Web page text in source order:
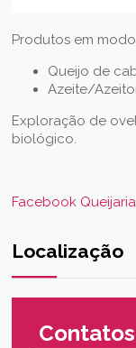
Produtos em
Queijo de
Azeite/
Exploração de
biológico.
Facebook
Localização
Contatos